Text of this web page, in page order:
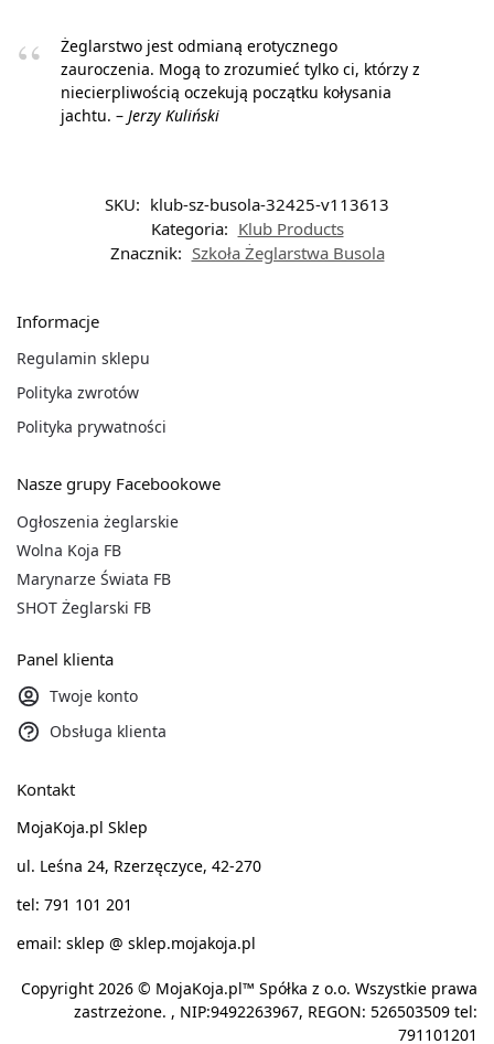
Żeglarstwo jest odmianą erotycznego
zauroczenia. Mogą to zrozumieć tylko ci, którzy z
niecierpliwością oczekują początku kołysania
jachtu. – Jerzy Kuliński
SKU: klub-sz-busola-32425-v113613
Kategoria: Klub Products
Znacznik: Szkoła Żeglarstwa Busola
Informacje
Regulamin sklepu
Polityka zwrotów
Polityka prywatności
Nasze grupy Facebookowe
Ogłoszenia żeglarskie
Wolna Koja FB
Marynarze Świata FB
SHOT Żeglarski FB
Panel klienta
Twoje konto
Obsługa klienta
Kontakt
MojaKoja.pl Sklep
ul. Leśna 24, Rzerzęczyce, 42-270
tel: 791 101 201
email: sklep @ sklep.mojakoja.pl
Copyright 2026 © MojaKoja.pl™ Spółka z o.o. Wszystkie prawa
zastrzeżone. , NIP:9492263967, REGON: 526503509 tel:
791101201